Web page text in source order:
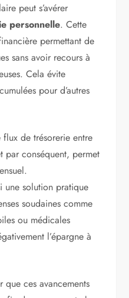
peut s’avérer
personnelle. Cette
permettant de
sans avoir recours à
Cela évite
pour d’autres
de trésorerie entre
par conséquent, permet
une solution pratique
soudaines comme
ou médicales
l’épargne à
ces avancements